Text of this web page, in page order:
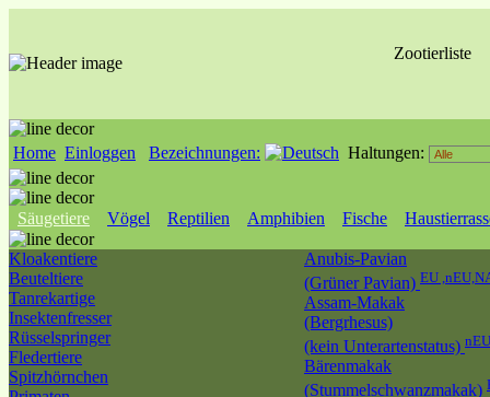
Zootierliste
Home Einloggen Bezeichnungen: Haltungen:
Säugetiere Vögel Reptilien Amphibien Fische
Kloakentiere
Beuteltiere
Tanrekartige
Insektenfresser
Rüsselspringer
Fledertiere
Spitzhörnchen
Anubis-Pavian
(Grüner Pavian) EU
Assam-Makak
(Bergrhesus)
(kein Unterartenstatus)
Bärenmakak
(Stummelschwanzmakak)